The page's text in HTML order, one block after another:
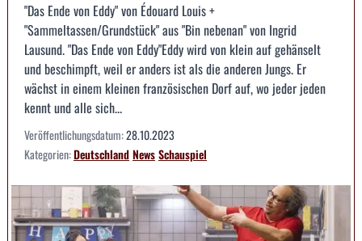
"Das Ende von Eddy" von Édouard Louis +
"Sammeltassen/Grundstück" aus "Bin nebenan" von Ingrid
Lausund. "Das Ende von Eddy"Eddy wird von klein auf gehänselt
und beschimpft, weil er anders ist als die anderen Jungs. Er
wächst in einem kleinen französischen Dorf auf, wo jeder jeden
kennt und alle sich...
Veröffentlichungsdatum:28.10.2023
Kategorien:DeutschlandNewsSchauspiel